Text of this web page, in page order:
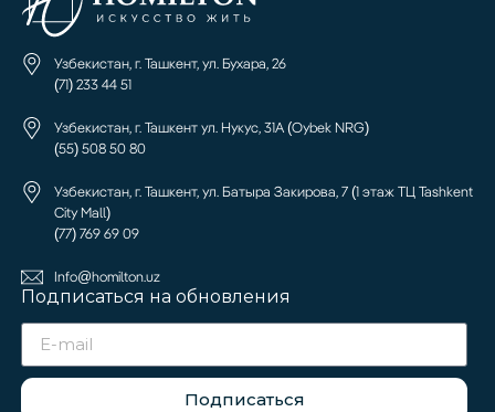
Узбекистан, г. Ташкент, ул. Бухара, 26
(71) 233 44 51
Узбекистан, г. Ташкент ул. Нукус, 31А (Oybek NRG)
(55) 508 50 80
Узбекистан, г. Ташкент, ул. Батыра Закирова, 7 (1 этаж ТЦ Tashkent
City Mall)
(77) 769 69 09
Info@homilton.uz
Подписаться на обновления
Подписаться